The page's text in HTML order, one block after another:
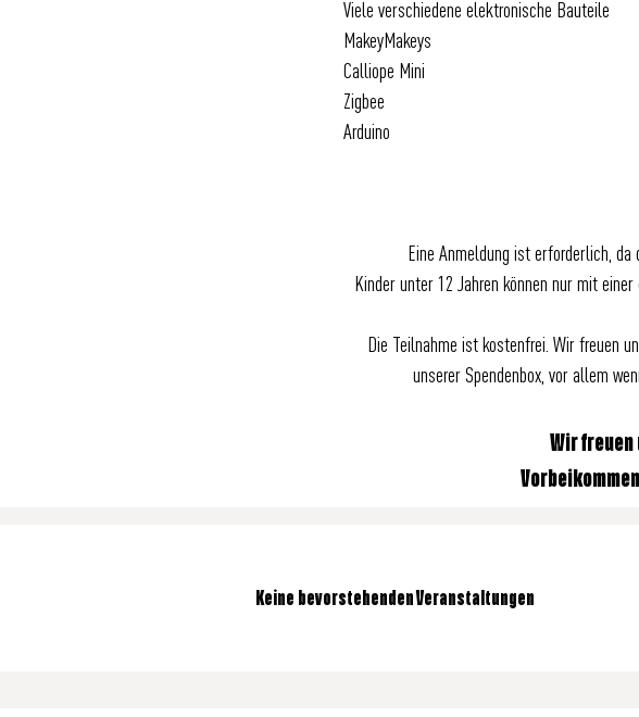
Viele verschiedene elektronische Bauteile
MakeyMakeys
Calliope Mini
Zigbee
Arduino
Eine Anmeldung ist erforderlich, da
Kinder unter 12 Jahren können nur mit
Die Teilnahme ist kostenfrei. Wir freuen
unserer Spendenbox, vor allem
Wir freuen
Keine bevorstehenden Veranstaltungen